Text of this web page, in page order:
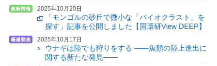
2025年10月20日
「モンゴルの砂丘で微小な「バイオクラスト」を
探す」記事を公開しました【国環研View DEEP】
2025年10月17日
ウナギは陸でも狩りをする ——魚類の陸上進出に
関する新たな発見——